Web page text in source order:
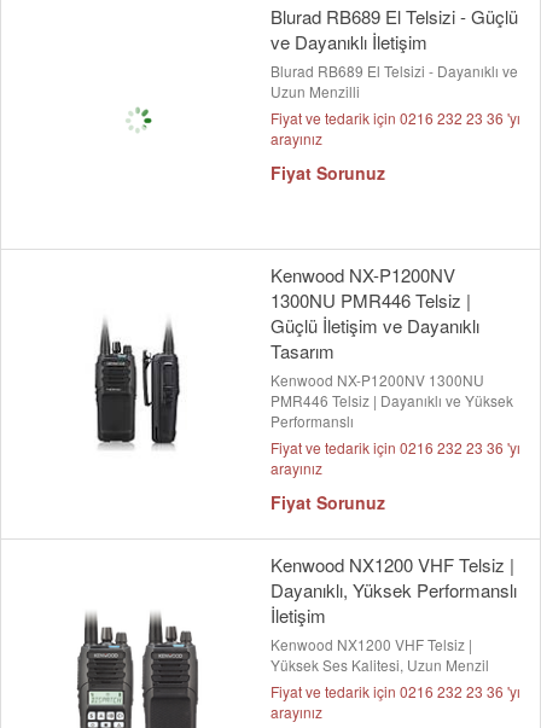
Blurad RB689 El Telsizi - Güçlü
ve Dayanıklı İletişim
Blurad RB689 El Telsizi - Dayanıklı ve
Uzun Menzilli
Fiyat ve tedarik için 0216 232 23 36 'yı
arayınız
Fiyat Sorunuz
Kenwood NX-P1200NV
1300NU PMR446 Telsiz |
Güçlü İletişim ve Dayanıklı
Tasarım
Kenwood NX-P1200NV 1300NU
PMR446 Telsiz | Dayanıklı ve Yüksek
Performanslı
Fiyat ve tedarik için 0216 232 23 36 'yı
arayınız
Fiyat Sorunuz
Kenwood NX1200 VHF Telsiz |
Dayanıklı, Yüksek Performanslı
İletişim
Kenwood NX1200 VHF Telsiz |
Yüksek Ses Kalitesi, Uzun Menzil
Fiyat ve tedarik için 0216 232 23 36 'yı
arayınız